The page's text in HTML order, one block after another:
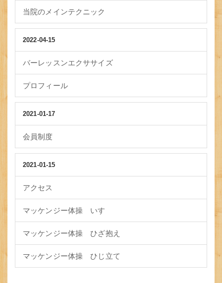
当院のメインテクニック
2022-04-15
バーレッスンエクササイズ
プロフィール
2021-01-17
会員制度
2021-01-15
アクセス
マッケンジー体操 いす
マッケンジー体操 ひざ抱え
マッケンジー体操 ひじ立て